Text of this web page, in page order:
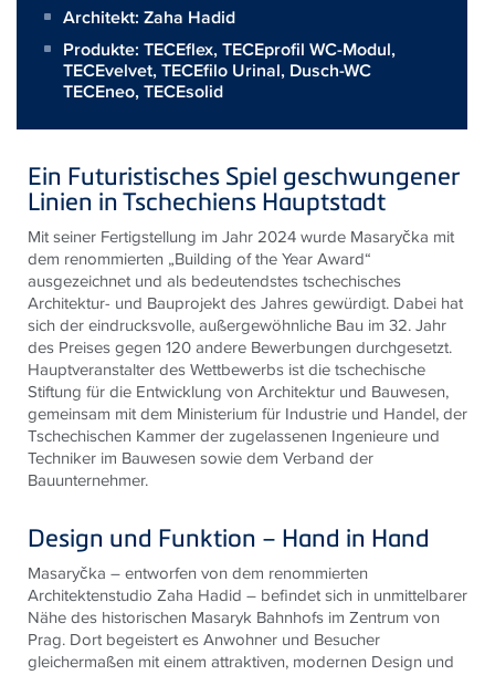
Architekt: Zaha Hadid
Produkte: TECEflex,TECEprofil WC-Modul,
TECEvelvet,TECEfilo Urinal, Dusch-WC
TECEneo,TECEsolid
Ein Futuristisches Spiel geschwungener
Linien in Tschechiens Hauptstadt
Mit seiner Fertigstellung im Jahr 2024 wurde Masaryčka mit
dem renommierten „Building of the Year Award“
ausgezeichnet und als bedeutendstes tschechisches
Architektur- und Bauprojekt des Jahres gewürdigt. Dabei hat
sich der eindrucksvolle, außergewöhnliche Bau im 32. Jahr
des Preises gegen 120 andere Bewerbungen durchgesetzt.
Hauptveranstalter des Wettbewerbs ist die tschechische
Stiftung für die Entwicklung von Architektur und Bauwesen,
gemeinsam mit dem Ministerium für Industrie und Handel, der
Tschechischen Kammer der zugelassenen Ingenieure und
Techniker im Bauwesen sowie dem Verband der
Bauunternehmer.
Design und Funktion – Hand in Hand
Masaryčka – entworfen von dem renommierten
Architektenstudio Zaha Hadid – befindet sich in unmittelbarer
Nähe des historischen Masaryk Bahnhofs im Zentrum von
Prag. Dort begeistert es Anwohner und Besucher
gleichermaßen mit einem attraktiven, modernen Design und